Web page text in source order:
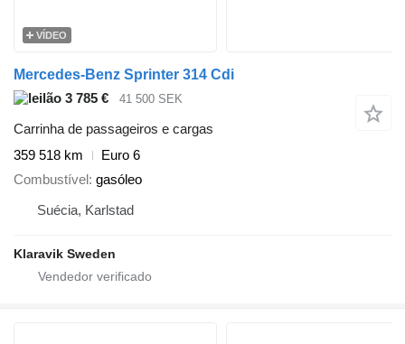
VÍDEO
Mercedes-Benz Sprinter 314 Cdi
3 785 €
41 500 SEK
Carrinha de passageiros e cargas
359 518 km
Euro 6
Combustível gasóleo
Suécia, Karlstad
Klaravik Sweden